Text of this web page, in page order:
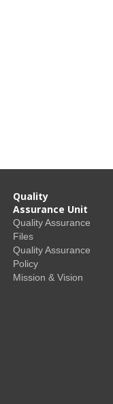
Quality
Assurance Unit
Quality Assurance
Files
Quality Assurance
Policy
Mission & Vision